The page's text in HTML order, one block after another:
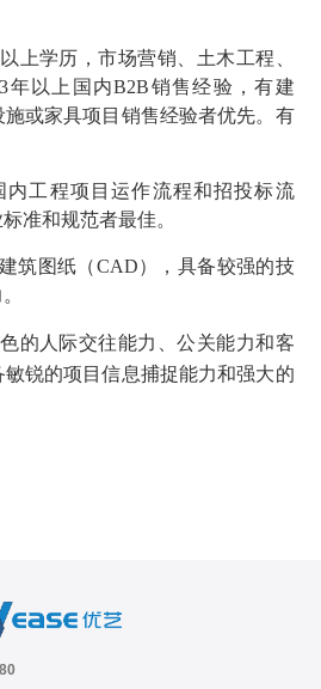
上学历，市场营销、土木工程、
年以上国内B2B销售经验，有建
或家具项目销售经验者优先。有
内工程项目运作流程和招投标流
准和规范者最佳。
筑图纸（CAD），具备较强的技
的人际交往能力、公关能力和客
锐的项目信息捕捉能力和强大的